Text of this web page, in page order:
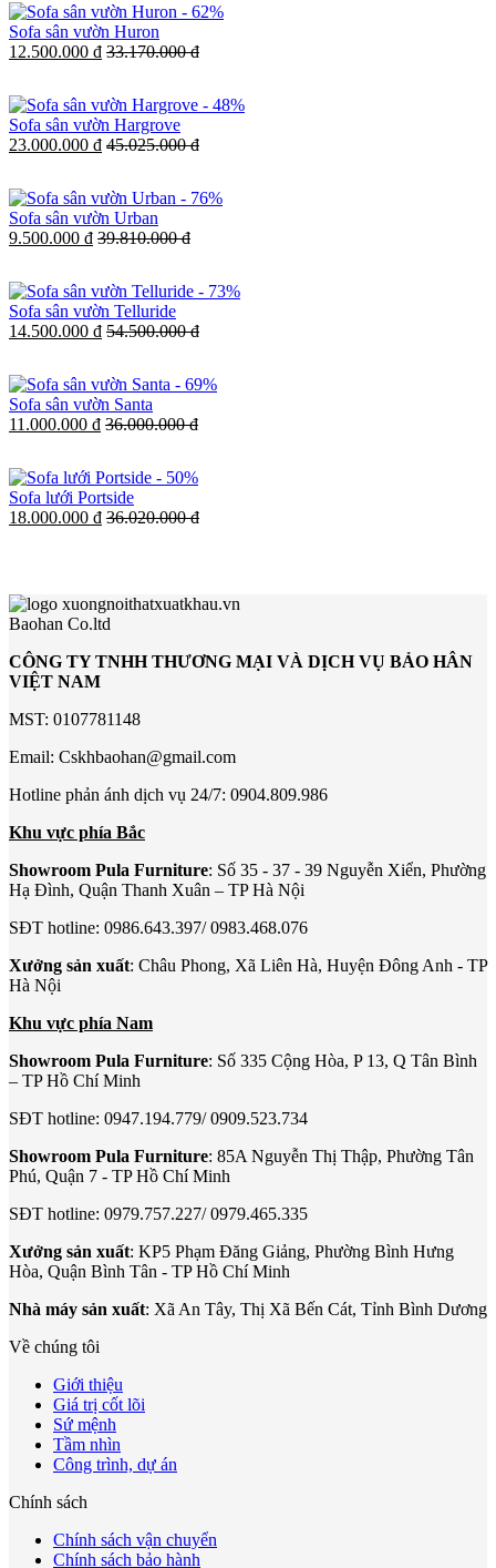
- 62%
Sofa sân vườn Huron
12.500.000 đ 33.170.000 đ
- 48%
Sofa sân vườn Hargrove
23.000.000 đ 45.025.000 đ
- 76%
Sofa sân vườn Urban
9.500.000 đ 39.810.000 đ
- 73%
Sofa sân vườn Telluride
14.500.000 đ 54.500.000 đ
- 69%
Sofa sân vườn Santa
11.000.000 đ 36.000.000 đ
- 50%
Sofa lưới Portside
18.000.000 đ 36.020.000 đ
Baohan Co.ltd
CÔNG TY TNHH THƯƠNG MẠI VÀ DỊCH VỤ BẢO HÂN
VIỆT NAM
MST: 0107781148
Email: Cskhbaohan@gmail.com
Hotline phản ánh dịch vụ 24/7: 0904.809.986
Khu vực phía Bắc
Showroom Pula Furniture: Số 35 - 37 - 39 Nguyễn Xiển, Phường
Hạ Đình, Quận Thanh Xuân – TP Hà Nội
SĐT hotline: 0986.643.397/ 0983.468.076
Xưởng sản xuất: Châu Phong, Xã Liên Hà, Huyện Đông Anh - TP
Hà Nội
Khu vực phía Nam
Showroom Pula Furniture: Số 335 Cộng Hòa, P 13, Q Tân Bình
– TP Hồ Chí Minh
SĐT hotline: 0947.194.779/ 0909.523.734
Showroom Pula Furniture: 85A Nguyễn Thị Thập, Phường Tân
Phú, Quận 7 - TP Hồ Chí Minh
SĐT hotline: 0979.757.227/ 0979.465.335
Xưởng sản xuất: KP5 Phạm Đăng Giảng, Phường Bình Hưng
Hòa, Quận Bình Tân - TP Hồ Chí Minh
Nhà máy sản xuất: Xã An Tây, Thị Xã Bến Cát, Tỉnh Bình Dương
Về chúng tôi
Giới thiệu
Giá trị cốt lõi
Sứ mệnh
Tầm nhìn
Công trình, dự án
Chính sách
Chính sách vận chuyển
Chính sách bảo hành